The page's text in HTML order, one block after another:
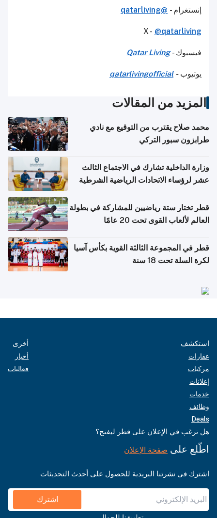
إنستغرام - @qatarliving
X - @qatarliving
فيسبوك -Qatar Living
يوتيوب-
qatarlivingofficial
المزيد من المقالات
محمد صلاح يقترب من التوقيع مع نادي
طرابزون سبور التركي
وزارة الداخلية تشارك في الاجتماع الثالث
عشر لرؤساء الاتحادات الرياضية الشرطية
قطر تختار ستة رياضيين للمشاركة في بطولة
العالم لألعاب القوى تحت 20 عامًا
قطر في المجموعة الثالثة القوية بكأس آسيا
لكرة السلة تحت 18 سنة
استكشف
عقارات
مركبات
إعلانات
خدمات
وظائف
Deals
أخرى
أخبار
فعاليات
هل ترغب في الإعلان على قطر ليفنج؟
اطّلع على صفحة الإعلان
اشترك في نشرتنا البريدية للحصول على أحدث التحديثات
اشترك